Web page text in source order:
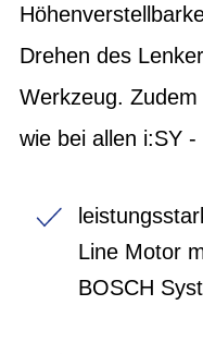
Drehen des
Werkzeug.
wie bei allen i:SY
Line Motor
BOSCH